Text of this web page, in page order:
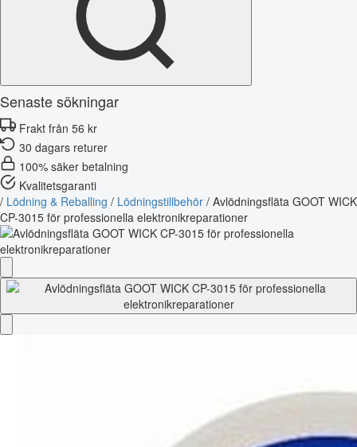
Senaste sökningar
Frakt från 56 kr
30 dagars returer
100% säker betalning
Kvalitetsgaranti
/ Lödning & Reballing / Lödningstillbehör / Avlödningsfläta GOOT WICK
CP-3015 för professionella elektronikreparationer